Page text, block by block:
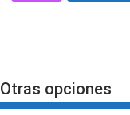
Otras opciones